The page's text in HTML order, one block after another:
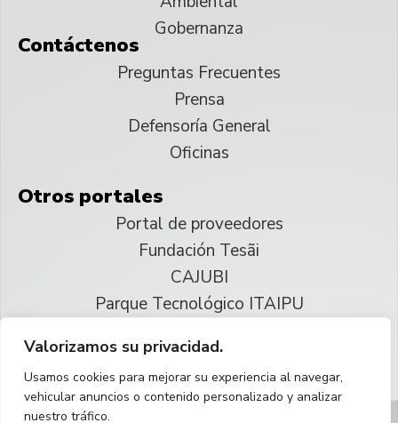
Valorizamos su privacidad.
Usamos cookies para mejorar su experiencia al navegar,
vehicular anuncios o contenido personalizado y analizar
nuestro tráfico.
Gobernanza
Contáctenos
Preguntas Frecuentes
Prensa
Defensoría General
Oficinas
Otros portales
Portal de proveedores
Fundación Tesãi
CAJUBI
Parque Tecnológico ITAIPU
Reservados todos los derechos